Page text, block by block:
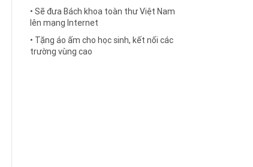
• Sẽ đưa Bách khoa toàn thư Việt Nam
lên mạng Internet
• Tặng áo ấm cho học sinh, kết nối các
trường vùng cao